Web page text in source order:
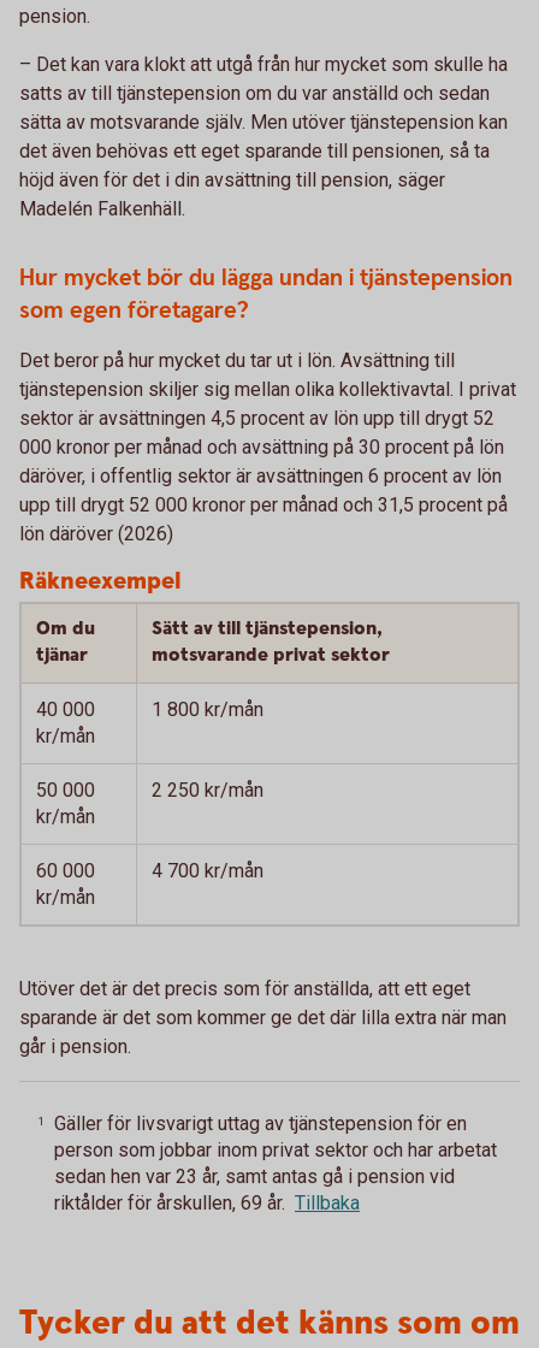
pension.
– Det kan vara klokt att utgå från hur mycket som skulle ha
satts av till tjänstepension om du var anställd och sedan
sätta av motsvarande själv. Men utöver tjänstepension kan
det även behövas ett eget sparande till pensionen, så ta
höjd även för det i din avsättning till pension, säger
Madelén Falkenhäll.
Hur mycket bör du lägga undan i tjänstepension
som egen företagare?
Det beror på hur mycket du tar ut i lön. Avsättning till
tjänstepension skiljer sig mellan olika kollektivavtal. I privat
sektor är avsättningen 4,5 procent av lön upp till drygt 52
000 kronor per månad och avsättning på 30 procent på lön
däröver, i offentlig sektor är avsättningen 6 procent av lön
upp till drygt 52 000 kronor per månad och 31,5 procent på
lön däröver (2026)
Räkneexempel
Om du
tjänar
Sätt av till tjänstepension,
motsvarande privat sektor
40 000
kr/mån
1 800 kr/mån
50 000
kr/mån
2 250 kr/mån
60 000
kr/mån
4 700 kr/mån
Utöver det är det precis som för anställda, att ett eget
sparande är det som kommer ge det där lilla extra när man
går i pension.
1
Gäller för livsvarigt uttag av tjänstepension för en
person som jobbar inom privat sektor och har arbetat
sedan hen var 23 år, samt antas gå i pension vid
riktålder för årskullen, 69 år. Tillbaka
Tycker du att det känns som om